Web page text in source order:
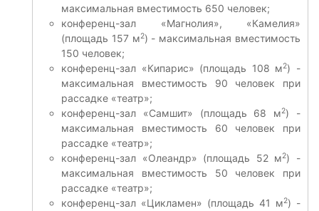
максимальная вместимость 650 человек;
конференц-зал «Магнолия», «Камелия»
(площадь 157 м2) - максимальная вместимость
150 человек;
конференц-зал «Кипарис» (площадь 108 м2) -
максимальная вместимость 90 человек при
рассадке «театр»;
конференц-зал «Самшит» (площадь 68 м2) -
максимальная вместимость 60 человек при
рассадке «театр»;
конференц-зал «Олеандр» (площадь 52 м2) -
максимальная вместимость 50 человек при
рассадке «театр»;
конференц-зал «Цикламен» (площадь 41 м2) -